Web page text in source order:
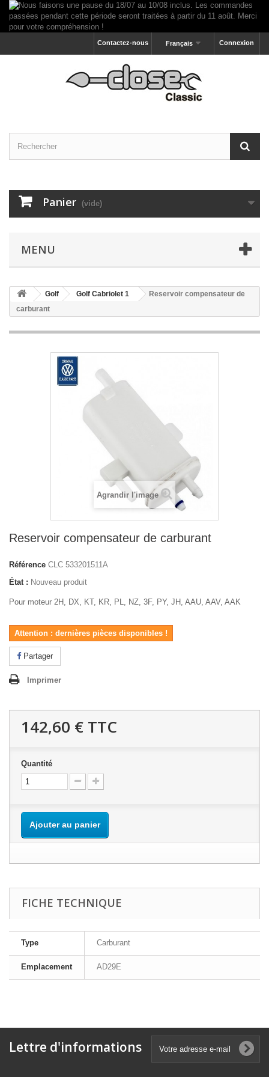
Connexion
Français
Contactez-nous
Panier (vide)
MENU
Golf Golf Cabriolet 1
Reservoir compensateur de
carburant
Agrandir l'image
Reservoir compensateur de carburant
Référence CLC 533201511A
État : Nouveau produit
Pour moteur 2H, DX, KT, KR, PL, NZ, 3F, PY, JH, AAU, AAV, AAK
Attention : dernières pièces disponibles !
Partager
Imprimer
142,60 € TTC
Quantité
Ajouter au panier
FICHE TECHNIQUE
Type Carburant
Emplacement AD29E
Lettre d'informations